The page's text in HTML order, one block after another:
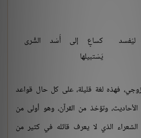
كساعٍ إلى أُسْد الشَّرى
يَسْتبيلها
فهذه لغة قليلة، على كل حال قواعد
الأحاديث، وتؤخذ من القرآن، وهو أولى من
الذي لا يعرف قائله في كثير من